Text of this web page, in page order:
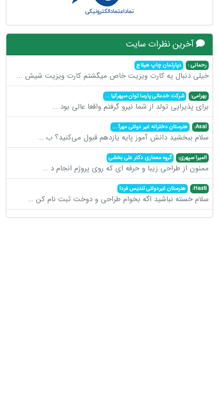
آخرین نظرات سایت
رحمانی : دپارتمان چاپ هیلاج
خیلی دنبال یه کارت ویزیت خاص میگشتم کارت ویزیت شیش ...
بهرامی: شرکت خدماتی پارسا توان سپهرکیا ...
برای پذیرایی تولد از شما نیرو گرفتم واقعا عالی بود ...
Asal: هنرستان دخترانه غیر دولتی مهرآ...
سلام ببخشید دانش آموز پایه یازدهم قبول می‌کنید؟ ب ...
المیرا سپهری: گروه معماری دکتر علی بخشی
ممنون از طراحی زیبا و حرفه ای که روی پروژم انجام د ...
Hasti: هنرستان غیردولتی تندیس فردا
سلام خسته نباشید اگه بخوام طراحی و دوخت ثبت نام کن ...